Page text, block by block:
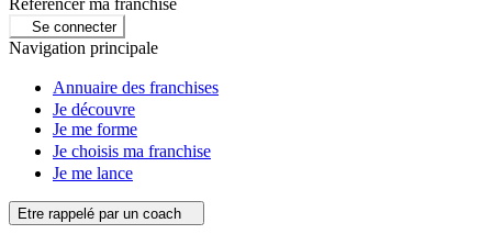
Se connecter
Navigation principale
Annuaire des franchises
Je découvre
Je me forme
Je choisis ma franchise
Je me lance
Etre rappelé par un coach